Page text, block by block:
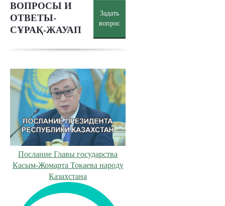
ВОПРОСЫ И
ОТВЕТЫ-
СҰРАҚ-ЖАУАП
Задать
вопрос
Послание Главы государства
Касым-Жомарта Токаева народу
Казахстана